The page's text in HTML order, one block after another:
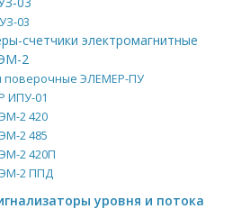
03
счетчики электромагнитные
2
поверочные ЭЛЕМЕР-ПУ
ИПУ-01
2 420
2 485
2 420П
2 ППД
уровня и потока